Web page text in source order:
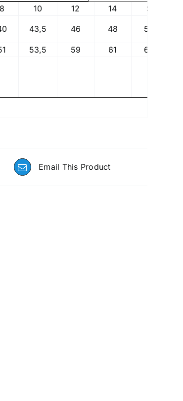
8 10 12 14
S
43,5 46 48 50
53,5 59 61 64
Email This Product